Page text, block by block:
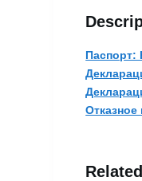
Паспорт:
Отказное